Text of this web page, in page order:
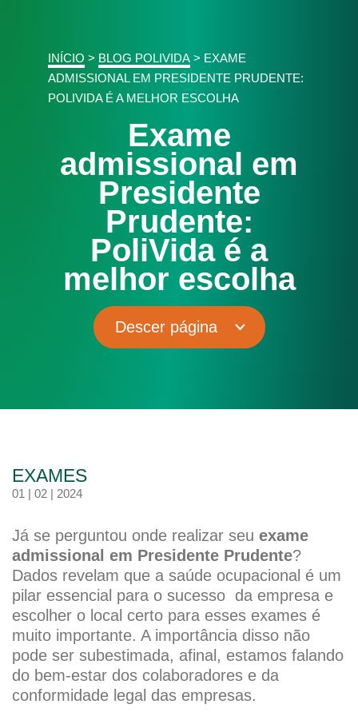
INÍCIO > BLOG POLIVIDA > EXAME
ADMISSIONAL EM PRESIDENTE PRUDENTE:
POLIVIDA É A MELHOR ESCOLHA
Exame
admissional em
Presidente
Prudente:
PoliVida é a
melhor escolha
Descer página
EXAMES
01 | 02 | 2024
Já se perguntou onde realizar seu exame
admissional em Presidente Prudente?
Dados revelam que a saúde ocupacional é um
pilar essencial para o sucesso da empresa e
escolher o local certo para esses exames é
muito importante. A importância disso não
pode ser subestimada, afinal, estamos falando
do bem-estar dos colaboradores e da
conformidade legal das empresas.